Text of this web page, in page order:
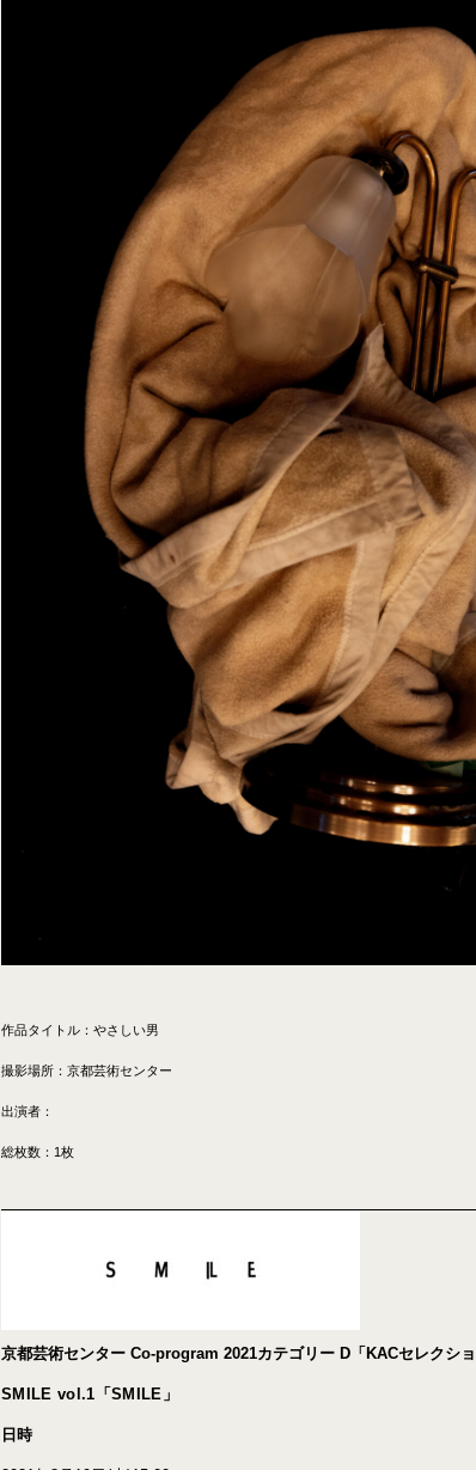
作品タイトル：やさしい男
撮影場所：京都芸術センター
出演者：
総枚数：1枚
京都芸術センター Co-program 2021カテゴリー D「KACセレクシ
SMILE vol.1「SMILE」
日時